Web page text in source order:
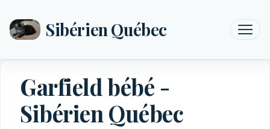
Sibérien Québec
Garfield bébé -
Sibérien Québec